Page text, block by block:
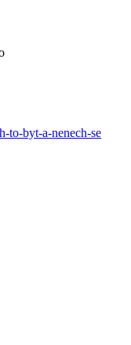
to-byt-a-nenech-se